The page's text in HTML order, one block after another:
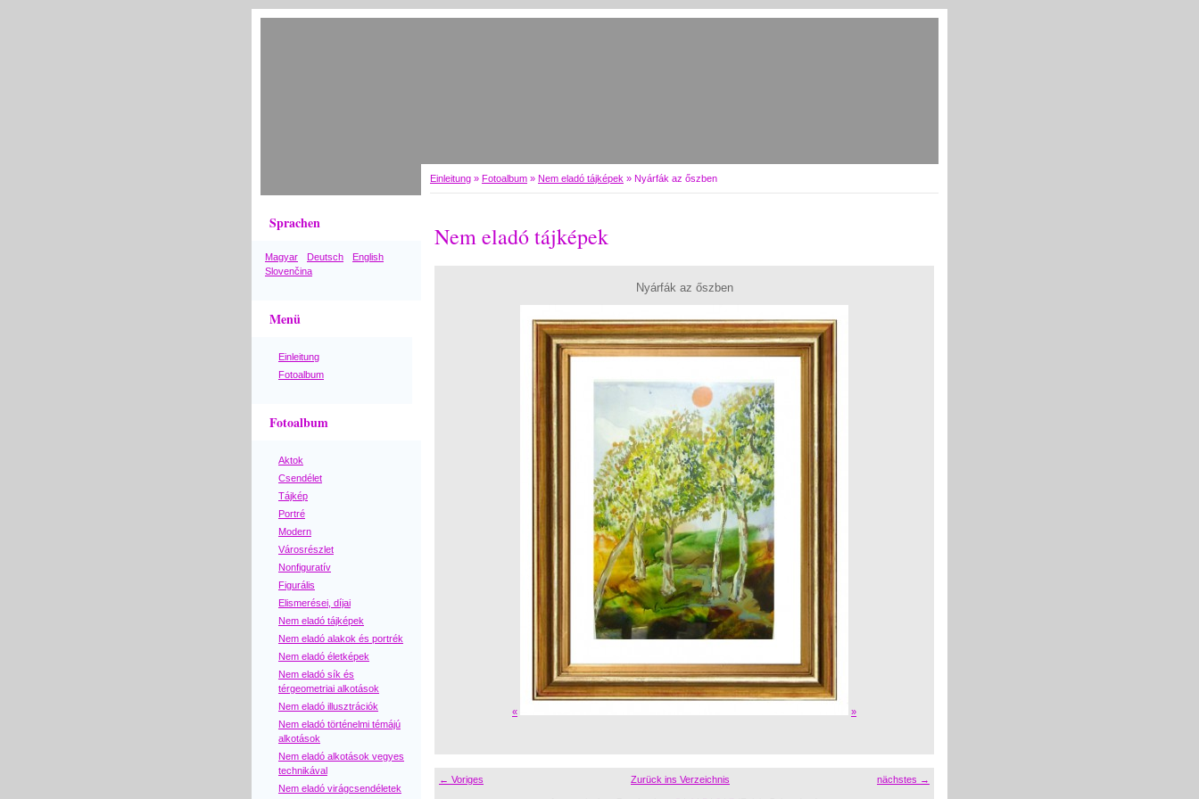
Sprachen
Magyar Deutsch
English
Slovenčina
Menü
Einleitung
Fotoalbum
Fotoalbum
Aktok
Csendélet
Tájkép
Portré
Modern
Városrészlet
Nonfiguratív
Figurális
Elismerései, díjai
Nem eladó tájképek
Nem eladó alakok és portrék
Nem eladó életképek
Nem eladó sík és
térgeometriai alkotások
Nem eladó illusztrációk
Nem eladó történelmi témájú
alkotások
Nem eladó alkotások vegyes
technikával
Nem eladó virágcsendéletek
Einleitung » Fotoalbum » Nem eladó tájképek » Nyárfák az őszben
Nem eladó tájképek
Nyárfák az őszben
« »
← Voriges nächstes →
Zurück ins Verzeichnis